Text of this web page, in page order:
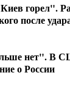
горел".
после
нет". В
о России